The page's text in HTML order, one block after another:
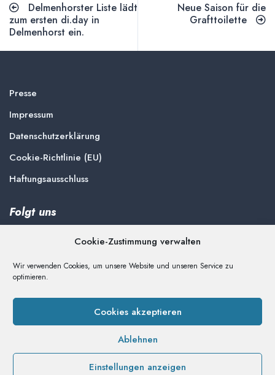
Cookie-Zustimmung verwalten
Wir verwenden Cookies, um unsere Website und unseren Service zu
optimieren.
Cookies akzeptieren
Ablehnen
Einstellungen anzeigen
Delmenhorster Liste lädt
zum ersten di.day in
Delmenhorst ein.
Neue Saison für die
Grafttoilette
Presse
Impressum
Datenschutzerklärung
Cookie-Richtlinie (EU)
Haftungsausschluss
Folgt uns
Spenden
Unterstützen Sie die Arbeit der Delmenhorster Liste
Copyright © 2026 Delmenhorster Liste | Proudly powered by: